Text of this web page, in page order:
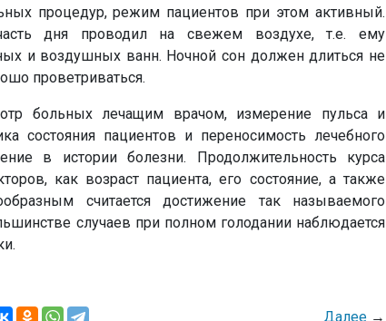
процедур, режим пациентов при этом активный.
дня проводил на свежем воздухе, т.е. ему
и воздушных ванн. Ночной сон должен длиться не
проветриваться.
больных лечащим врачом, измерение пульса и
состояния пациентов и переносимость лечебного
в истории болезни. Продолжительность курса
как возраст пациента, его состояние, а также
считается достижение так называемого
случаев при полном голодании наблюдается
Далее→